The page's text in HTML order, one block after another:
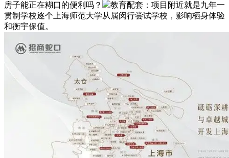
房子能正在糊口的便利吗？
教育配套：项目附近就是九年一
贯制学校逐个上海师范大学从属闵行尝试学校，影响栖身体验
和衡宇保值。